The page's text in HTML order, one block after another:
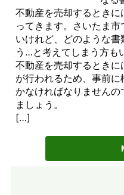
不動産を売却するとき
ってきます。さいたま
いけれど、どのような
う…と考えてしまう方も
不動産を売却するとき
が行われるため、事前
かなければなりませんの
ましょう。
[…]